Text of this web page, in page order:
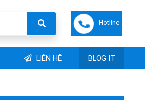
Hotline
LIÊN HỆ BLOG IT